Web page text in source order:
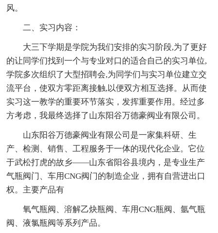
风。
二、实习内容：
大三下学期是学院为我们安排的实习阶段,为了更好
的让同学们找到一个与专业对口的适合自己的实习单位,
学院多次组织了大型招聘会,为同学们与实习单位建立交
流平台，使双方零距离接触,以便双方相互选择。从而使
实习这一教学的重要环节落实，发挥重要作用。经过多
方考虑，我最终选择了山东阳谷万德豪阀业有限公司。
山东阳谷万德豪阀业有限公司是一家集科研、生
产、检测、销售、工程服务于一体的现代化企业。它位
于武松打虎的故乡——山东省阳谷县境内，是专业生产
气瓶阀门、车用CNG阀门的制造企业，拥有自营进出口
权。主要产品有
氧气瓶阀、溶解乙炔瓶阀、车用CNG瓶阀、氩气瓶
阀、液氯瓶阀等系列产品。